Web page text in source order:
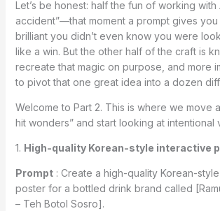
Let’s be honest: half the fun of working with
accident”—that moment a prompt gives you
brilliant you didn’t even know you were
like a win. But the other half of the craft is
recreate that magic on purpose, and more
to pivot that one great idea into a dozen
Welcome to Part 2. This is where we move
hit wonders” and start looking at intentional
1. High-quality Korean-style interactive
Prompt: Create a high-quality Korean-
poster for a bottled drink brand called
– Teh Botol Sosro].